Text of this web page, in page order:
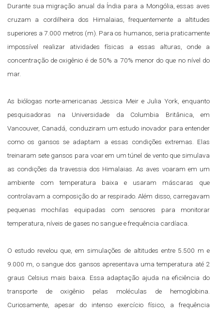
Durante sua migração anual da Índia para a Mongólia, essas aves
cruzam a cordilheira dos Himalaias, frequentemente a altitudes
superiores a 7.000 metros (m). Para os humanos, seria praticamente
impossível realizar atividades físicas a essas alturas, onde a
concentração de oxigênio é de 50% a 70% menor do que no nível do
mar.
As biólogas norte-americanas Jessica Meir e Julia York, enquanto
pesquisadoras na Universidade da Columbia Britânica, em
Vancouver, Canadá, conduziram um estudo inovador para entender
como os gansos se adaptam a essas condições extremas. Elas
treinaram sete gansos para voar em um túnel de vento que simulava
as condições da travessia dos Himalaias. As aves voaram em um
ambiente com temperatura baixa e usaram máscaras que
controlavam a composição do ar respirado. Além disso, carregavam
pequenas mochilas equipadas com sensores para monitorar
temperatura, níveis de gases no sangue e frequência cardíaca.
O estudo revelou que, em simulações de altitudes entre 5.500 m e
9.000 m, o sangue dos gansos apresentava uma temperatura até 2
graus Celsius mais baixa. Essa adaptação ajuda na eficiência do
transporte de oxigênio pelas moléculas de hemoglobina.
Curiosamente, apesar do intenso exercício físico, a frequência